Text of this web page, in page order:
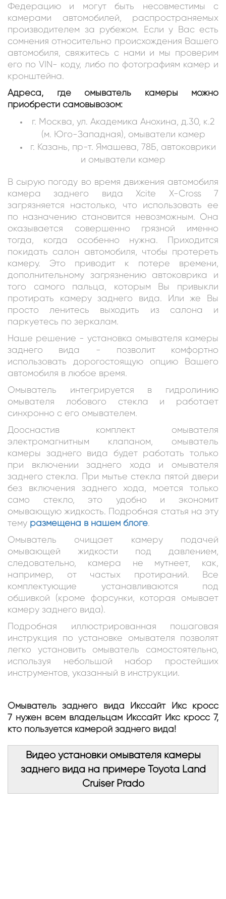
Федерацию и могут быть несовместимы с
камерами автомобилей, распространяемых
производителем за рубежом. Если у Вас есть
сомнения относительно происхождения Вашего
автомобиля, свяжитесь с нами и мы проверим
его по VIN- коду, либо по фотографиям камер и
кронштейна.
Адреса, где омыватель камеры можно
приобрести самовывозом:
г. Москва, ул. Академика Анохина, д.30, к.2
(м. Юго-Западная), омыватели камер
г. Казань, пр-т. Ямашева, 78Б, автоковрики
и омыватели камер
В сырую погоду во время движения автомобиля
камера заднего вида Xcite X-Cross 7
загрязняется настолько, что использовать ее
по назначению становится невозможным. Она
оказывается совершенно грязной именно
тогда, когда особенно нужна. Приходится
покидать салон автомобиля, чтобы протереть
камеру. Это приводит к потере времени,
дополнительному загрязнению автоковрика и
того самого пальца, которым Вы привыкли
протирать камеру заднего вида. Или же Вы
просто ленитесь выходить из салона и
паркуетесь по зеркалам.
Наше решение - установка омывателя камеры
заднего вида - позволит комфортно
использовать дорогостоящую опцию Вашего
автомобиля в любое время.
Омыватель интегрируется в гидролинию
омывателя лобового стекла и работает
синхронно с его омывателем.
Дооснастив комплект омывателя
электромагнитным клапаном, омыватель
камеры заднего вида будет работать только
при включении заднего хода и омывателя
заднего стекла. При мытье стекла пятой двери
без включения заднего хода, моется только
само стекло, это удобно и экономит
омывающую жидкость. Подробная статья на эту
тему размещена в нашем блоге.
Омыватель очищает камеру подачей
омывающей жидкости под давлением,
следовательно, камера не мутнеет, как,
например, от частых протираний. Все
комплектующие устанавливаются под
обшивкой (кроме форсунки, которая омывает
камеру заднего вида).
Подробная иллюстрированная пошаговая
инструкция по установке омывателя позволят
легко установить омыватель самостоятельно,
используя небольшой набор простейших
инструментов, указанный в инструкции.
Омыватель заднего вида Икссайт Икс кросс
7 нужен всем владельцам Икссайт Икс кросс 7,
кто пользуется камерой заднего вида!
Видео установки омывателя камеры
заднего вида на примере Toyota Land
Cruiser Prado